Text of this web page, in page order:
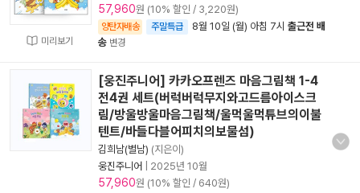
미리보기
57,960원 (10% 할인 / 3,220원)
양탄자배송 주말특급 8월 10일 (월) 아침 7시 출근전 배
송 변경
[웅진주니어] 카카오프렌즈 마음그림책 1-4
전4권 세트(버럭버럭무지와고드름아이스크
림/방울방울마음그림책/울먹울먹튜브의이불
텐트/바들다블어피치의보물섬)
김희남(별남) (지은이)
웅진주니어
2025년 10월
57,960원 (10% 할인 / 640원)